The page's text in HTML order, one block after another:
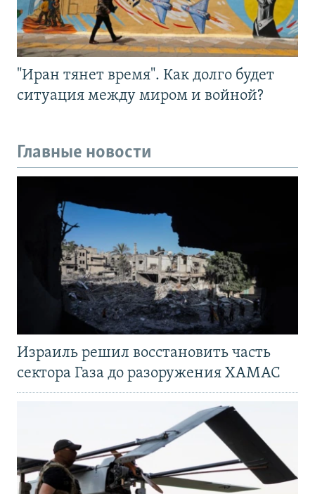
"Иран тянет время". Как долго будет
ситуация между миром и войной?
Главные новости
Израиль решил восстановить часть
сектора Газа до разоружения ХАМАС